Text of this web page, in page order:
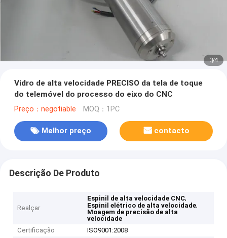
3/4
Vidro de alta velocidade PRECISO da tela de toque
do telemóvel do processo do eixo do CNC
Preço：negotiable MOQ：1PC
Melhor preço contacto
Descrição De Produto
Realçar
Espinil de alta velocidade CNC,
Espinil elétrico de alta velocidade,
Moagem de precisão de alta
velocidade
Certificação
ISO9001:2008